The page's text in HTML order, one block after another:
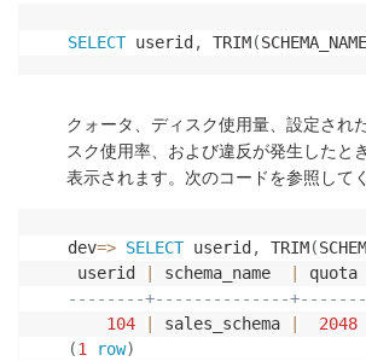
SELECT userid , TRIM(SCHEMA_NAME
クォータ、ディスク使用量、設定され
スク使用率、および違反が発生したと
表示されます。次のコードを参照して
dev=> SELECT userid , TRIM(
userid
schema_name quota
--------+--------------
104
sales_schema 2048
(1 row)